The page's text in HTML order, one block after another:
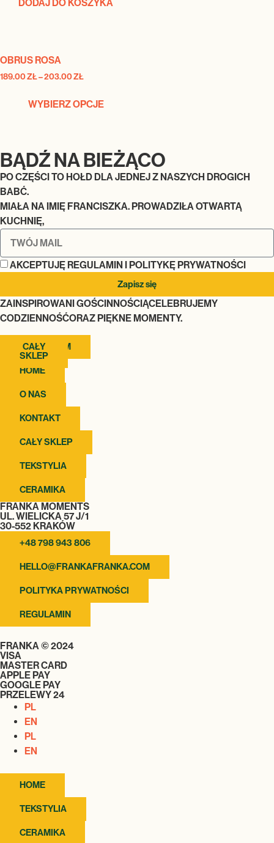
DODAJ DO KOSZYKA
OBRUS ROSA
189.00ZŁ–203.00ZŁ
WYBIERZ OPCJE
BĄDŹ NA BIEŻĄCO
PO CZĘŚCI TO HOŁD DLA JEDNEJ Z NASZYCH DROGICH
BABĆ.
MIAŁA NA IMIĘ FRANCISZKA. PROWADZIŁA OTWARTĄ
KUCHNIĘ,
AKCEPTUJĘ REGULAMIN I POLITYKĘ PRYWATNOŚCI
Zapisz się
ZAINSPIROWANI GOŚCINNOŚCIĄCELEBRUJEMY
CODZIENNOŚĆORAZ PIĘKNE MOMENTY.
CAŁY
SKLEP
INSTAGRAM
HOME
O NAS
KONTAKT
CAŁY SKLEP
TEKSTYLIA
CERAMIKA
FRANKA MOMENTS
UL. WIELICKA 57 J/1
30-552 KRAKÓW
+48 798 943 806
HELLO@FRANKAFRANKA.COM
POLITYKA PRYWATNOŚCI
REGULAMIN
FRANKA © 2024
VISA
MASTER CARD
APPLE PAY
GOOGLE PAY
PRZELEWY 24
PL
EN
PL
EN
HOME
TEKSTYLIA
CERAMIKA